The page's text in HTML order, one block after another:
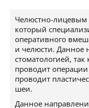
Челюстно-лицевым
который
оперативного
и челюсти. Данное
стоматологией,
проводит
проводит
шеи.
Данное